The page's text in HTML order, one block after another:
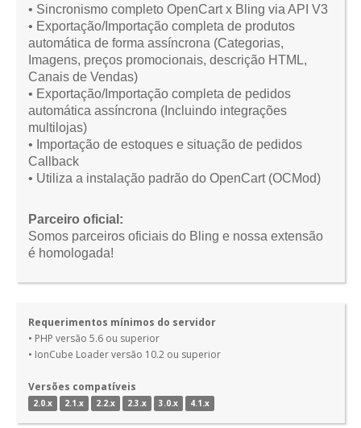
• Sincronismo completo OpenCart x Bling via API V3
• Exportação/Importação completa de produtos
automática de forma assíncrona (Categorias,
Imagens, preços promocionais, descrição HTML,
Canais de Vendas)
• Exportação/Importação completa de pedidos
automática assíncrona (Incluindo integrações
multilojas)
• Importação de estoques e situação de pedidos
Callback
• Utiliza a instalação padrão do OpenCart (OCMod)
Parceiro oficial:
Somos parceiros oficiais do Bling e nossa extensão
é homologada!
Requerimentos mínimos do servidor
• PHP versão 5.6 ou superior
• IonCube Loader versão 10.2 ou superior
Versões compatíveis
2.0.x 2.1.x 2.2.x 2.3.x 3.0.x 4.1.x